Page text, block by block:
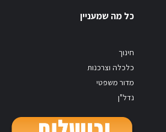
כל מה שמעניין
חינוך
כלכלה וצרכנות
מדור משפטי
נדל"ן